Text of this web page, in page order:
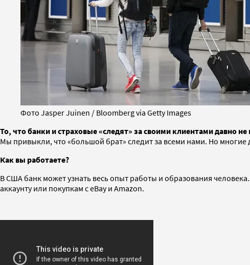
Фото Jasper Juinen / Bloomberg via Getty Images
То, что банки и страховые «следят» за своими клиентами давно
Мы привыкли, что «большой брат» следит за всеми нами. Но
Как вы работаете?
В США банк может узнать весь опыт работы и образования
аккаунту или покупкам с eBay и Amazon.